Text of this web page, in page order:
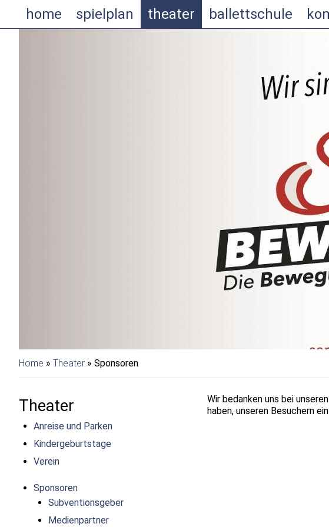
home spielplan theater ballettschule
Home » Theater » Sponsoren
Theater
Anreise und Parken
Kindergeburtstage
Verein
Sponsoren
Subventionsgeber
Medienpartner
Wir bedanken uns bei
haben, unseren Besuchern